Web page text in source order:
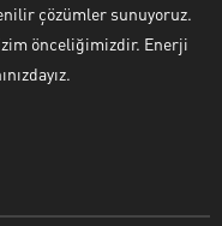
çözümler sunuyoruz.
önceliğimizdir. Enerji